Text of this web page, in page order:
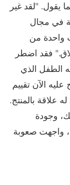
يقول. "لقد غير
في مجال
واحدة من
فقد اضطر
الطفل الذي
الآن تقييم
علاقة بالمنتج.
وجودة
واجهت صعوبة